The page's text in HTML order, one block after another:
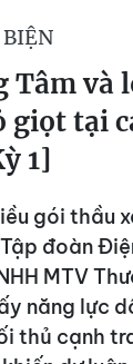
Tâm và
giọt tại
1]
gói thầu
đoàn
MTV
năng lực
thủ cạnh